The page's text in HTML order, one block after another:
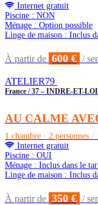
Internet gratuit
Piscine : NON
Ménage : Option possible
Linge de maison : Inclus
À partir de 600 € /
ATELIER79
France / 37 – INDRE-ET-
AU CALME
1 chambre · 2 personnes
Internet gratuit
Piscine : OUI
Ménage : Inclus dans le
Linge de maison : Inclus
À partir de 350 € /